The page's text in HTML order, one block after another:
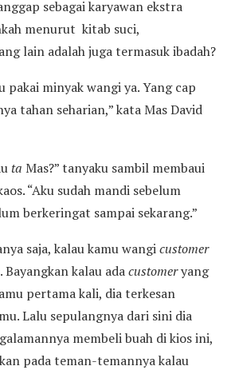
sebagai karyawan ekstra
menurut kitab suci,
lain adalah juga termasuk ibadah?
pakai minyak wangi ya. Yang cap
tahan seharian,” kata Mas David
ta Mas?” tanyaku sambil membaui
“Aku sudah mandi sebelum
berkeringat sampai sekarang.”
saja, kalau kamu wangicustomer
kalau adacustomeryang
pertama kali, dia terkesan
Lalu sepulangnya dari sini dia
membeli buah di kios ini,
pada teman-temannya kalau